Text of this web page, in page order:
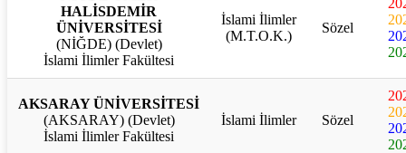
HALİSDEMİR
ÜNİVERSİTESİ
(NİĞDE) (Devlet)
İslami İlimler Fakültesi
İslami İlimler
(M.T.O.K.)
Sözel
AKSARAY ÜNİVERSİTESİ
(AKSARAY) (Devlet)
İslami İlimler Fakültesi
İslami İlimler Sözel